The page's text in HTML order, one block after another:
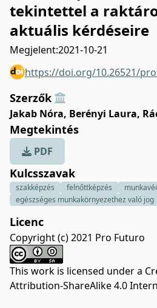
tekintettel a
aktuális kérdéseire
Megjelent:2021-10-21
https://doi.org/10.26521/
Szerzők
Jakab Nóra, Berényi Laura,
Megtekintés
PDF
Kulcsszavak
szakképzés felnőttképzés
egészséges munkakörnyezethez való jog
Licenc
Copyright (c) 2021 Pro Futuro
This work is licensed under a
Attribution-ShareAlike 4.0